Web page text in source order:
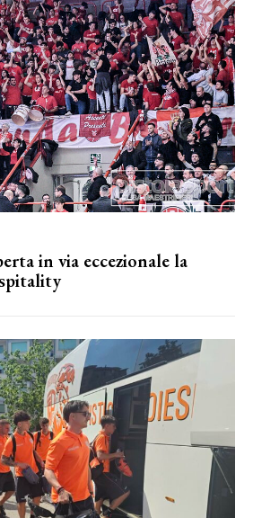
in via eccezionale la